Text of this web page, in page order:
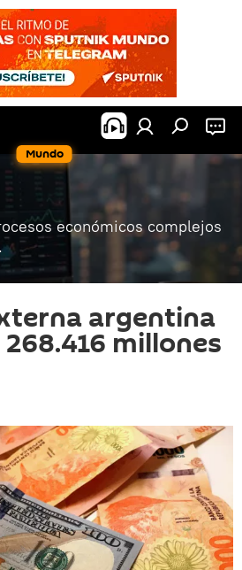
Mundo
económicos complejos
argentina
millones